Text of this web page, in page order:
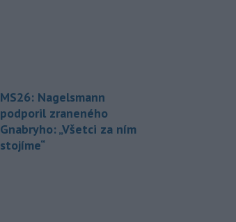
MS26: Nagelsmann
podporil zraneného
Gnabryho: „Všetci za ním
stojíme“